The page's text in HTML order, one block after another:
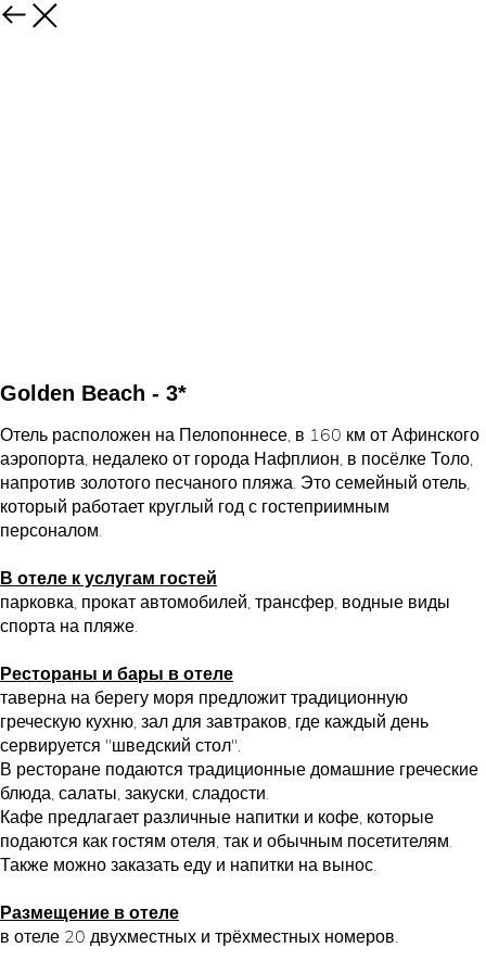
Golden Beach - 3*
Отель расположен на Пелопоннесе, в 160 км от Афинского
аэропорта, недалеко от города Нафплион, в посёлке Толо,
напротив золотого песчаного пляжа. Это семейный отель,
который работает круглый год с гостеприимным
персоналом.
В отеле к услугам гостей
парковка, прокат автомобилей, трансфер, водные виды
спорта на пляже.
Рестораны и бары в отеле
таверна на берегу моря предложит традиционную
греческую кухню, зал для завтраков, где каждый день
сервируется "шведский стол".
В ресторане подаются традиционные домашние греческие
блюда, салаты, закуски, сладости.
Кафе предлагает различные напитки и кофе, которые
подаются как гостям отеля, так и обычным посетителям.
Также можно заказать еду и напитки на вынос.
Размещение в отеле
в отеле 20 двухместных и трёхместных номеров.